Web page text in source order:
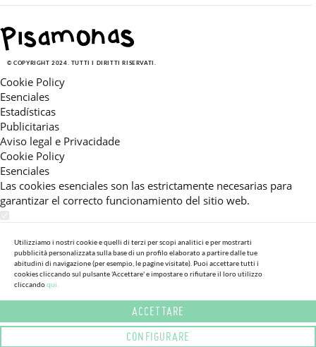
© COPYRIGHT 2024. TUTTI I DIRITTI RISERVATI.
Cookie Policy
Esenciales
Estadísticas
Publicitarias
Aviso legal e Privacidade
Cookie Policy
Esenciales
Las cookies esenciales son las estrictamente necesarias para
garantizar el correcto funcionamiento del sitio web.
Estas cookies nos permiten ofrecerle una experiencia en el sitio
adaptada a su navegación (recomendaciones de producto
personalizadas, énfasis en categorías frecuentemente
consultadas, etc).Al activar esta cookie, nos ayuda a mejorar aún
más su experiencia.
Publicitarias
Estas cookies permiten a nuestros socios publicitarios enviarle
Utilizziamo i nostri cookie e quelli di terzi per scopi analitici e per mostrarti
pubblicità personalizzata sulla base di un profilo elaborato a partire dalle tue
abitudini di navigazione (per esempio, le pagine visitate). Puoi accettare tutti i
cookies cliccando sul pulsante 'Accettare' e impostare o rifiutare il loro utilizzo
cliccandoqui.
ACCETTARE
CONFIGURARE